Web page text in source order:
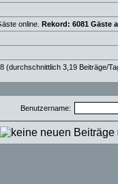
online. Rekord: 6081 Gäste
(durchschnittlich 3,19 Beiträge/
Benutzername: